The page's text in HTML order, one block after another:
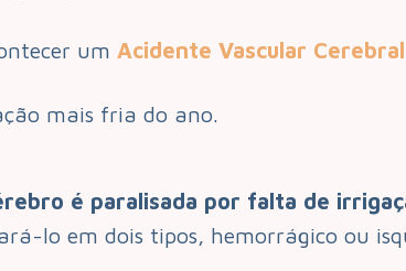
um Acidente Vascular Cerebral
mais fria do ano.
é paralisada por falta de
lo em dois tipos, hemorrágico ou